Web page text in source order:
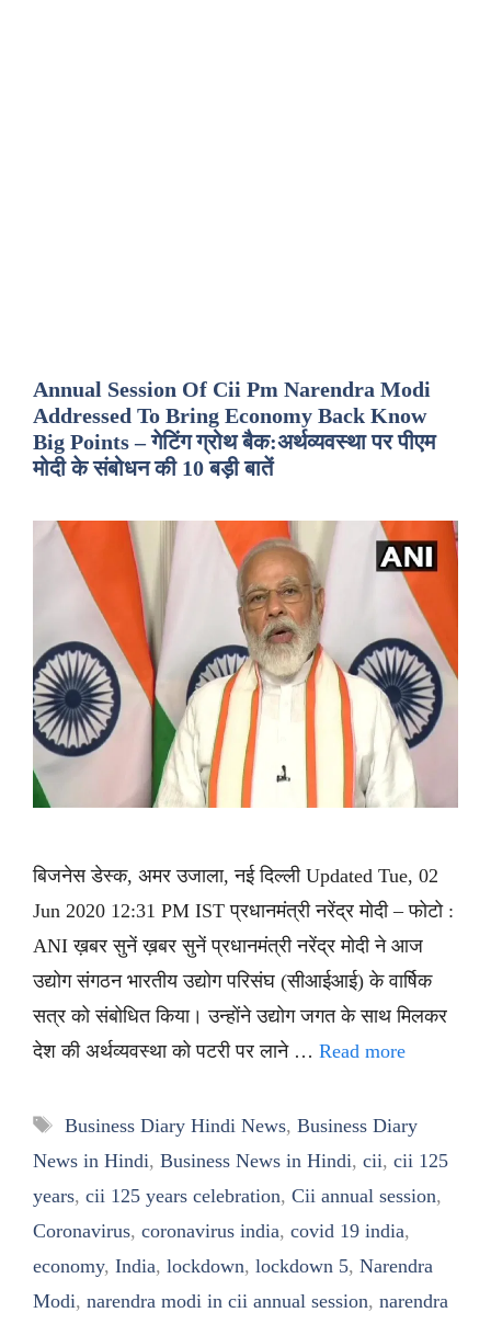
Annual Session Of Cii Pm Narendra Modi
Addressed To Bring Economy Back Know
Big Points – गेटिंग ग्रोथ बैक:अर्थव्यवस्था पर पीएम
मोदी के संबोधन की 10 बड़ी बातें
बिजनेस डेस्क, अमर उजाला, नई दिल्ली Updated Tue, 02
Jun 2020 12:31 PM IST प्रधानमंत्री नरेंद्र मोदी – फोटो :
ANI ख़बर सुनें ख़बर सुनें प्रधानमंत्री नरेंद्र मोदी ने आज
उद्योग संगठन भारतीय उद्योग परिसंघ (सीआईआई) के वार्षिक
सत्र को संबोधित किया। उन्होंने उद्योग जगत के साथ मिलकर
देश की अर्थव्यवस्था को पटरी पर लाने … Read more
Tags
Business Diary Hindi News, Business Diary
News in Hindi, Business News in Hindi, cii, cii 125
years, cii 125 years celebration, Cii annual session,
Coronavirus, coronavirus india, covid 19 india,
economy, India, lockdown, lockdown 5, Narendra
Modi, narendra modi in cii annual session, narendra